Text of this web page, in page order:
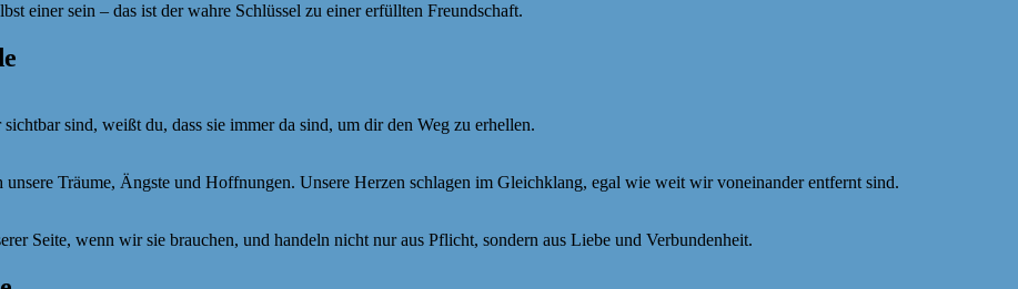
einer sein – das ist der wahre Schlüssel zu einer erfüllten Freundschaft.
sind, weißt du, dass sie immer da sind, um dir den Weg zu erhellen.
Träume, Ängste und Hoffnungen. Unsere Herzen schlagen im Gleichklang, egal wie weit wir voneinander entfernt sind.
Seite, wenn wir sie brauchen, und handeln nicht nur aus Pflicht, sondern aus Liebe und Verbundenheit.